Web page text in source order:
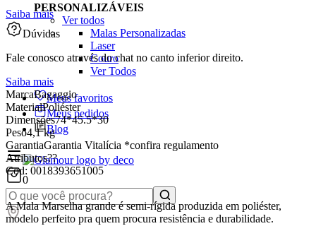
PERSONALIZÁVEIS
Ver todos
Malas Personalizadas
Laser
Couro
Ver Todos
Meus favoritos
Meus pedidos
Blog
0
Saiba mais
Dúvidas
Fale conosco através do chat no canto inferior direito.
Saiba mais
MarcaBagaggio
MaterialPoliéster
Dimensões74*45.5*30
Peso4,1 kg
GarantiaGarantia Vitalícia *confira regulamento
Atributos??
Cod: 0018393651005
A Mala Marselha grande é semi-rígida produzida em poliéster,
modelo perfeito pra quem procura resistência e durabilidade.